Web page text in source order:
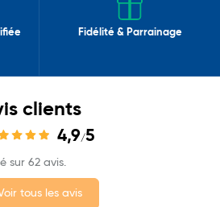
Fidélité & Parrainage
clients
4,9/5
sur 62 avis.
tous les avis